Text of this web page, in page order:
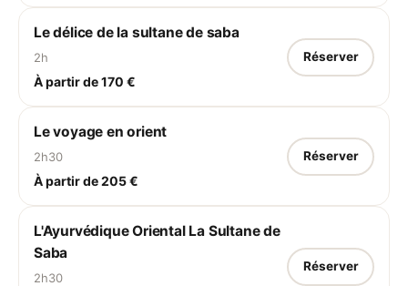
Le délice de la sultane de saba
2h
À partir de 170 €
Réserver
Le voyage en orient
2h30
À partir de 205 €
Réserver
L'Ayurvédique Oriental La Sultane de
Saba
2h30
Réserver